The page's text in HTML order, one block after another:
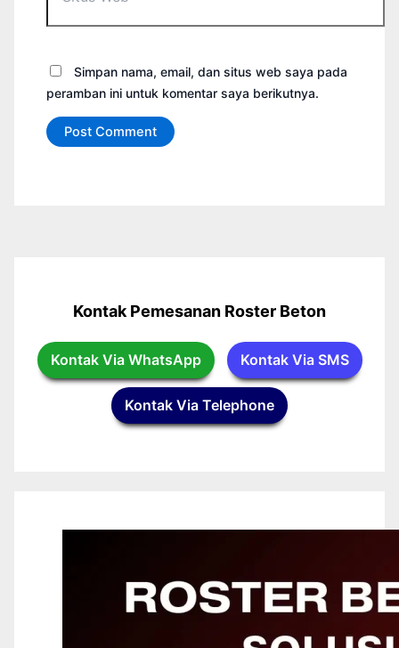
Simpan nama, email, dan situs web saya pada
peramban ini untuk komentar saya berikutnya.
Kontak Pemesanan Roster Beton
Kontak Via WhatsApp Kontak Via SMS
Kontak Via Telephone